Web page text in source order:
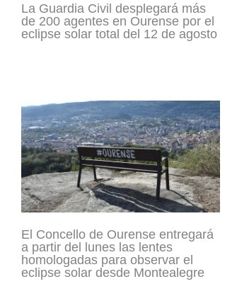
La Guardia Civil desplegará más
de 200 agentes en Ourense por el
eclipse solar total del 12 de agosto
El Concello de Ourense entregará
a partir del lunes las lentes
homologadas para observar el
eclipse solar desde Montealegre